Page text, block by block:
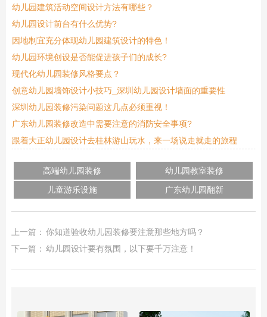
幼儿园建筑活动空间设计方法有哪些？
幼儿园设计前台有什么优势?
因地制宜充分体现幼儿园建筑设计的特色！
幼儿园环境创设是否能促进孩子们的成长?
现代化幼儿园装修风格要点？
创意幼儿园墙饰设计小技巧_深圳幼儿园设计墙面的重要性
深圳幼儿园装修污染问题这几点必须重视！
广东幼儿园装修改造中需要注意的消防安全事项?
跟着大正幼儿园设计去桂林游山玩水，来一场说走就走的旅程
高端幼儿园装修
幼儿园教室装修
儿童游乐设施
广东幼儿园翻新
上一篇： 你知道验收幼儿园装修要注意那些地方吗？
下一篇： 幼儿园设计要有氛围，以下要千万注意！